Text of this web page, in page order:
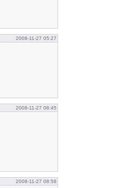
2008-11-27 05:27
2008-11-27 08:45
2008-11-27 08:58